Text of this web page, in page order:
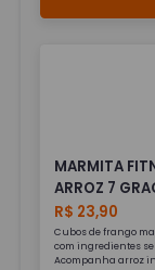
MARMITA
ARROZ 7
R$ 23,90
Cubos de frango
com ingredientes
Acompanha arroz